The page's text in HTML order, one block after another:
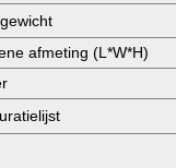
afmeting (L*W*H)